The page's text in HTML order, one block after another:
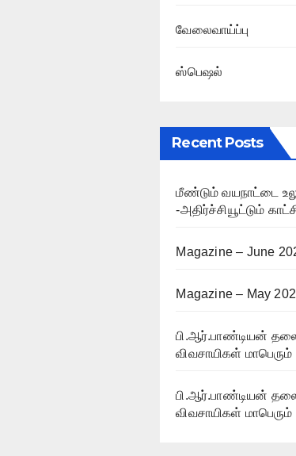
வேலைவாய்ப்பு
ஸ்பெஷல்
Recent Posts
மீண்டும் வயநாட்டை
-அதிர்ச்சியூட்டும்
Magazine – June
Magazine – May
பி.ஆர்.பாண்டியன்
விவசாயிகள்
பி.ஆர்.பாண்டியன்
விவசாயிகள்